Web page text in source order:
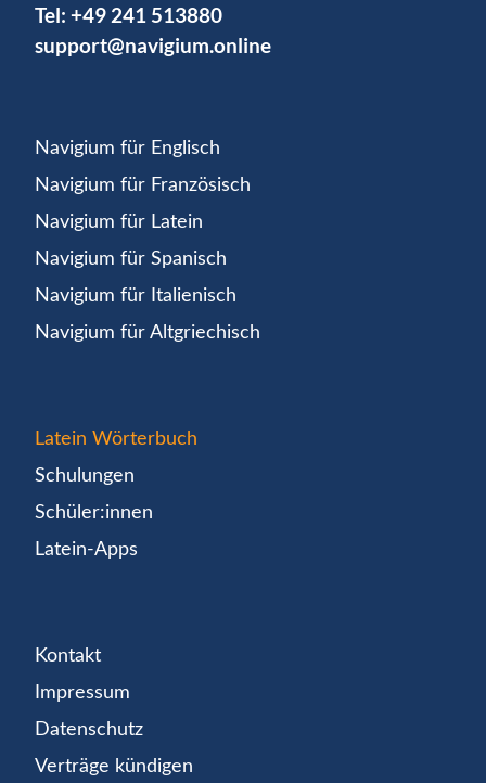
Tel: +49 241 513880
support@navigium.online
Navigium für Englisch
Navigium für Französisch
Navigium für Latein
Navigium für Spanisch
Navigium für Italienisch
Navigium für Altgriechisch
Latein Wörterbuch
Schulungen
Schüler:innen
Latein-Apps
Kontakt
Impressum
Datenschutz
Verträge kündigen